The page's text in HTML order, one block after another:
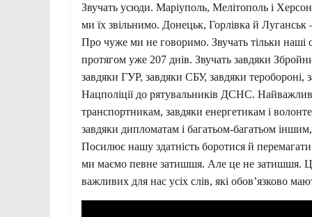
Звучать усюди. Маріуполь, Мелітополь і
ми їх звільнимо. Донецьк, Горлівка й
Про чуже ми не говоримо. Звучать тільки наші
протягом уже 207 днів. Звучать завдяки
завдяки ГУР, завдяки СБУ, завдяки теробороні,
Нацполіції до рятувальників ДСНС.
транспортникам, завдяки енергетикам і
завдяки дипломатам і багатьом-багатьом
Посилює нашу здатність боротися й
ми маємо певне затишшя. Але це не затишшя.
важливих для нас усіх слів, які обов’язково